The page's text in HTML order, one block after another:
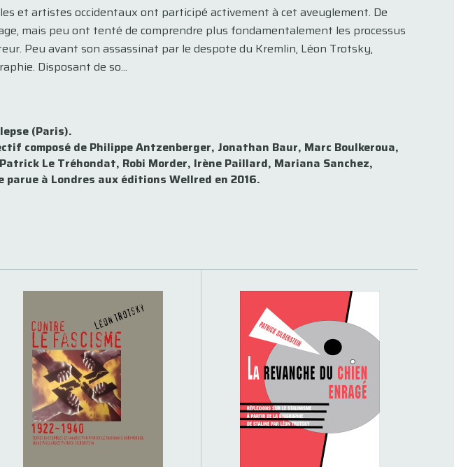
et artistes occidentaux ont participé activement à cet aveuglement. De
mais peu ont tenté de comprendre plus fondamentalement les processus
Peu avant son assassinat par le despote du Kremlin, Léon Trotsky,
Disposant de so...
(Paris).
composé de Philippe Antzenberger, Jonathan Baur, Marc Boulkeroua,
Le Tréhondat, Robi Morder, Irène Paillard, Mariana Sanchez,
à Londres aux éditions Wellred en 2016.